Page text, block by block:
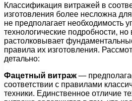
Классификация витражей в
изготовления более несложна
не предполагает необходимость
технологические подробности, но
растолковывает
правила их изготовления.
детально:
Фацетный витраж—
соответствии с правилами
техники. Единственное отличие